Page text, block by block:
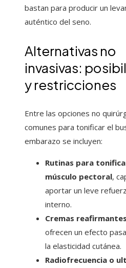
bastan para producir un
auténtico del seno.
Alternativas no
invasivas:
y restricciones
Entre las opciones no
comunes para tonificar el
embarazo se incluyen:
Rutinas para
músculo pectoral,
aportar un leve
interno.
Cremas reafirmantes
ofrecen un efecto
la elasticidad cutánea.
Radiofrecuencia o